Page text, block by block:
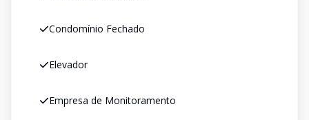
Condomínio Fechado
Elevador
Empresa de Monitoramento